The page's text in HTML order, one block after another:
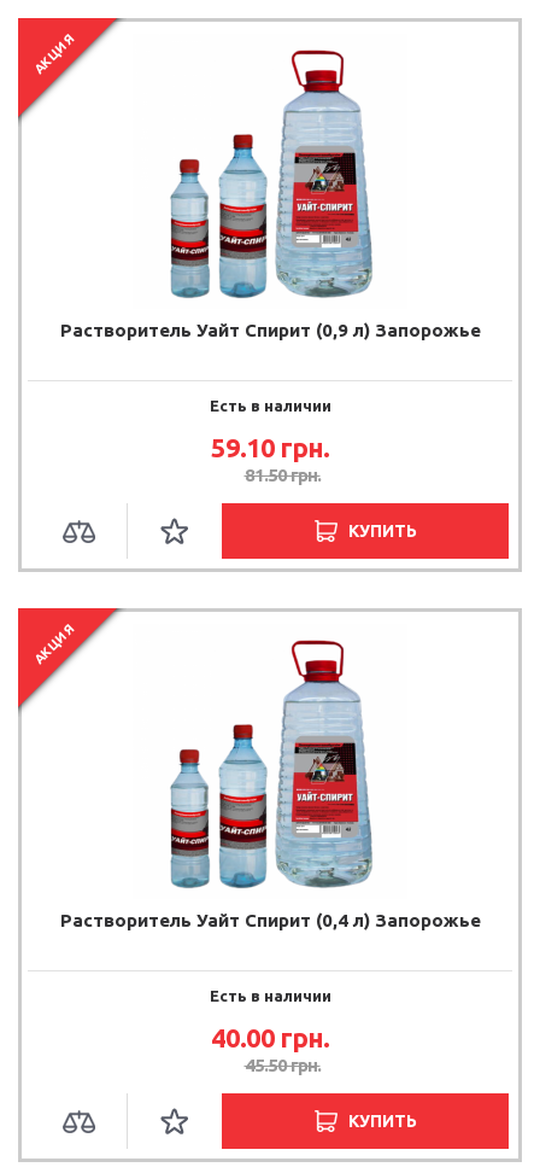
АКЦИЯ
Растворитель Уайт Спирит (0,9 л) Запорожье
Есть в наличии
59.10 грн.
81.50грн.
КУПИТЬ
АКЦИЯ
Растворитель Уайт Спирит (0,4 л) Запорожье
Есть в наличии
40.00 грн.
45.50грн.
КУПИТЬ